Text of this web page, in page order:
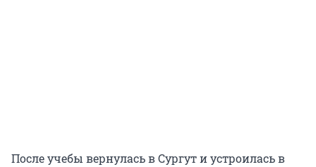
После учебы вернулась в Сургут и устроилась в